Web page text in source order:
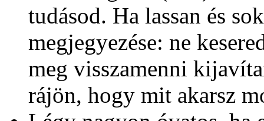
tudásod. Ha lassan és
megjegyezése: ne
meg visszamenni
rájön, hogy mit akarsz